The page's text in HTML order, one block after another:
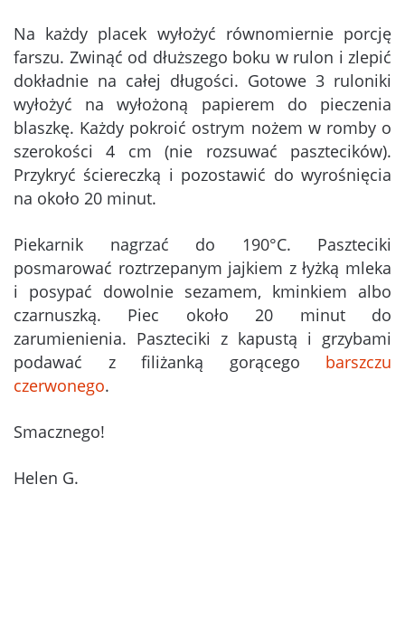
Na każdy placek wyłożyć równomiernie porcję
farszu. Zwinąć od dłuższego boku w rulon i zlepić
dokładnie na całej długości. Gotowe 3 ruloniki
wyłożyć na wyłożoną papierem do pieczenia
blaszkę. Każdy pokroić ostrym nożem w romby o
szerokości 4 cm (nie rozsuwać pasztecików).
Przykryć ściereczką i pozostawić do wyrośnięcia
na około 20 minut.
Piekarnik nagrzać do 190°C. Paszteciki
posmarować roztrzepanym jajkiem z łyżką mleka
i posypać dowolnie sezamem, kminkiem albo
czarnuszką. Piec około 20 minut do
zarumienienia. Paszteciki z kapustą i grzybami
podawać z filiżanką gorącego barszczu
czerwonego.
Smacznego!
Helen G.